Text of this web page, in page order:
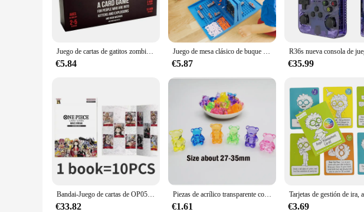
Juego de cartas de gatitos zombis para adultos, adolescentes y niños, entretenimiento nocturno, diversión familiar, 2-5 juegos
€5.84
Juego de mesa clásico de buque de guerra, juego de mesa de estrategia para 2 jugadores, juego de Batalla en el mar para adultos y niños
€5.87 €35.99
Bandai-Juego de cartas de OP05-08Anime de One Piece, paquete de suplemento de cartas OPCG, póker de primera guerra, Original, STC01-10, trategy Kingdom
€33.82
Piezas de acrílico transparente con forma de Animal, accesorios para juegos de mesa, 30x30x22mm, 5 unidades
€1.61 €3.69